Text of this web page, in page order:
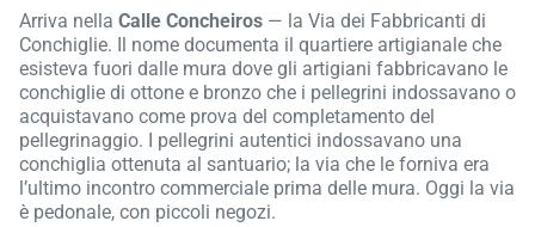
Arriva nella Calle Concheiros — la Via dei Fabbricanti di
Conchiglie. Il nome documenta il quartiere artigianale che
esisteva fuori dalle mura dove gli artigiani fabbricavano le
conchiglie di ottone e bronzo che i pellegrini indossavano o
acquistavano come prova del completamento del
pellegrinaggio. I pellegrini autentici indossavano una
conchiglia ottenuta al santuario; la via che le forniva era
l’ultimo incontro commerciale prima delle mura. Oggi la via
è pedonale, con piccoli negozi.